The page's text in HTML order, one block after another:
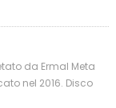
da Ermal Meta
nel 2016. Disco